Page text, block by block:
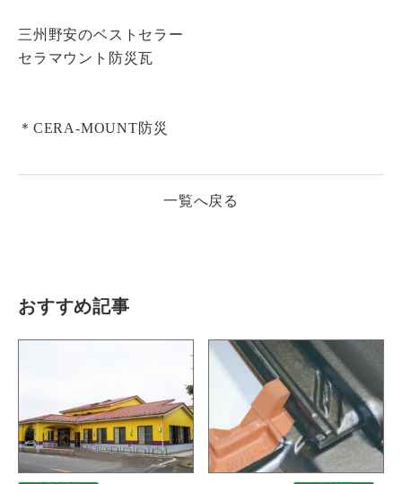
三州野安のベストセラー
セラマウント防災瓦
＊CERA-MOUNT防災
一覧へ戻る
おすすめ記事